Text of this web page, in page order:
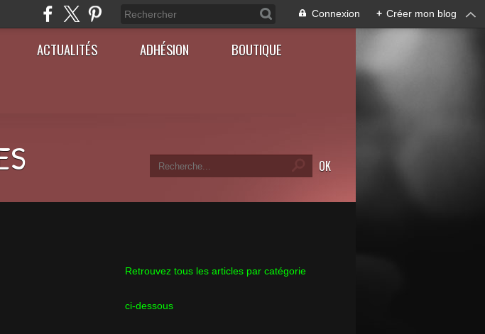
Connexion + Créer mon blog
ACTUALITÉS ADHÉSION BOUTIQUE
Retrouvez tous les articles par catégorie
ci-dessous